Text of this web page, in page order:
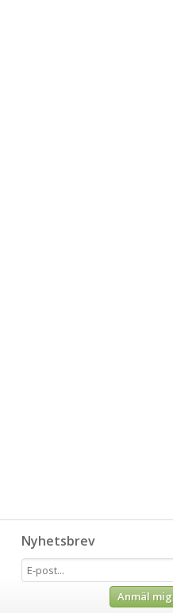
Nyhetsbrev
Anmäl mig